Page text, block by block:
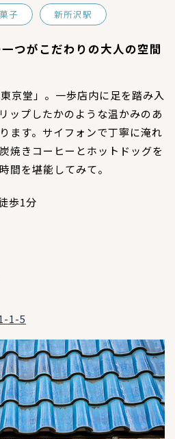
子 新所沢駅
つがこだわりの大人の空間
京堂」。一歩店内に足を踏み入
ップしたかのような温かみのあ
ます。サイフォンで丁寧に淹れ
焼きコーヒーとホットドッグを
間を堪能してみて。
歩1分
1-5